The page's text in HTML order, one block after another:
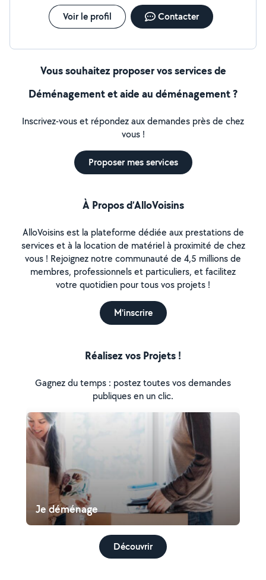
Voir le profil Contacter
Vous souhaitez proposer vos services de
Déménagement et aide au déménagement ?
Inscrivez-vous et répondez aux demandes près de chez
vous !
Proposer mes services
À Propos d’AlloVoisins
AlloVoisins est la plateforme dédiée aux prestations de
services et à la location de matériel à proximité de chez
vous ! Rejoignez notre communauté de 4,5 millions de
membres, professionnels et particuliers, et facilitez
votre quotidien pour tous vos projets !
M'inscrire
Réalisez vos Projets !
Gagnez du temps : postez toutes vos demandes
publiques en un clic.
Je déménage
Découvrir